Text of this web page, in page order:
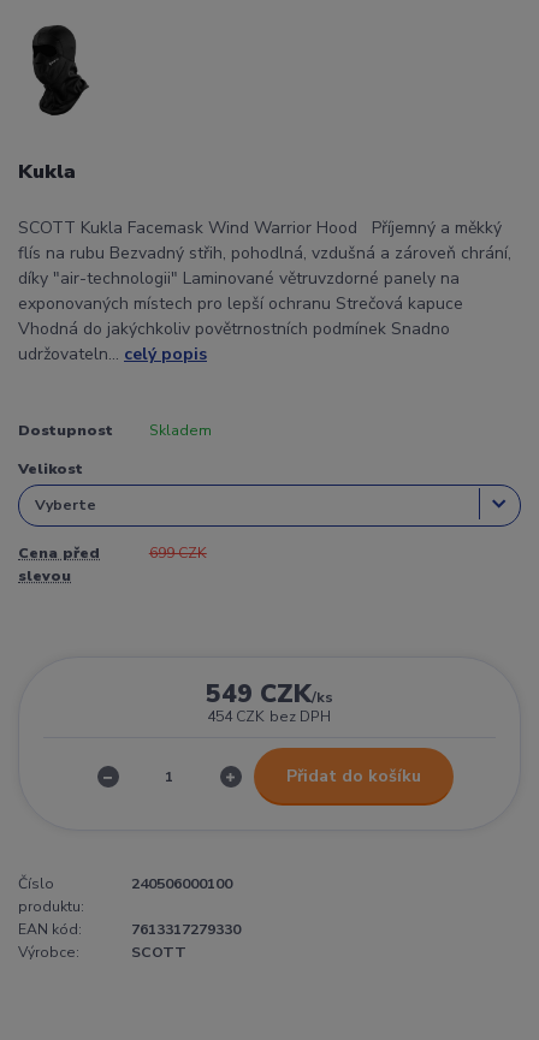
Kukla
SCOTT Kukla Facemask Wind Warrior Hood Příjemný a měkký
flís na rubu Bezvadný střih, pohodlná, vzdušná a zároveň chrání,
díky "air-technologii" Laminované větruvzdorné panely na
exponovaných místech pro lepší ochranu Strečová kapuce
Vhodná do jakýchkoliv povětrnostních podmínek Snadno
udržovateln... celý popis
Dostupnost Skladem
Velikost
Cena před
slevou
699 CZK
549 CZK/ks
454 CZK bez DPH
Přidat do košíku
Číslo
produktu:
240506000100
EAN kód:
7613317279330
Výrobce:
SCOTT